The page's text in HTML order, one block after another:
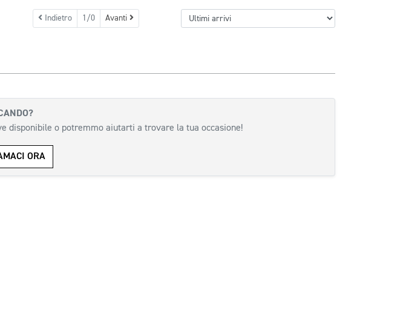
Indietro 1/0 Avanti
disponibile o potremmo aiutarti a trovare la tua occasione!
ORA